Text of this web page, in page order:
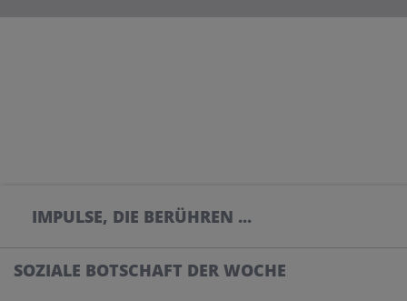
IMPULSE, DIE BERÜHREN ...
SOZIALE BOTSCHAFT DER WOCHE